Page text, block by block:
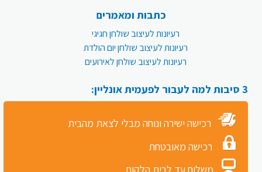
כתבות ומאמרים
רעיונות לעיצוב שולחן חגיגי
רעיונות לעיצוב שולחן יום הולדת
רעיונות לעיצוב שולחן לאירועים
3 סיבות למה לעבור לפעמית אונליין:
רכישה ישירה ונוחה מבלי לצאת מהבית
רכישה מאובטחת
משלוח עד לבית הלקוח